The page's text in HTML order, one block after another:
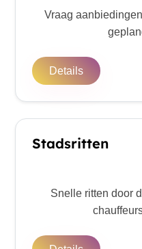
Vraag
Details
Stadsritten
Snelle ritten door